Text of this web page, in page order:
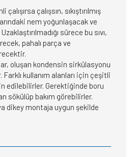
çalışsın, sıkıştırılmış
nem yoğunlaşacak ve
sürece bu sıvı,
pahalı parça ve
oluşan kondensin sirkülasyonu
kullanım alanları için çeşitli
edilebilirler. Gerektiğinde boru
sökülüp bakım görebilirler.
dikey montaja uygun şekilde